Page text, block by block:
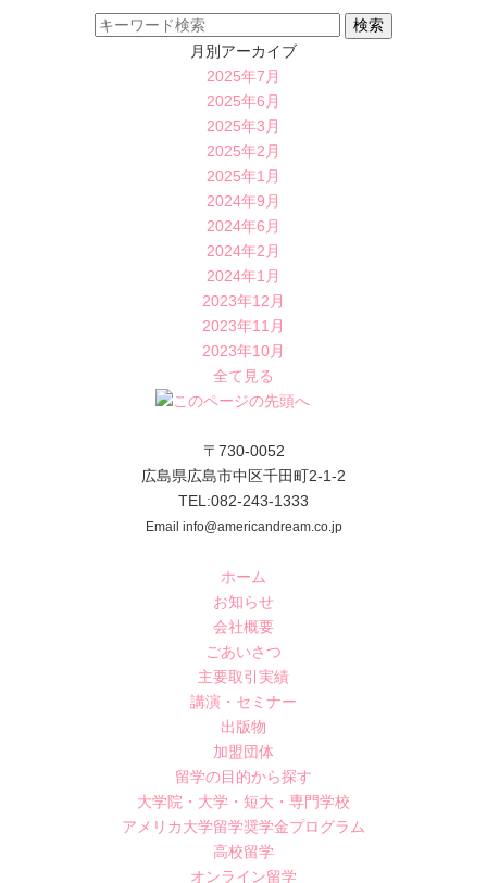
月別アーカイブ
2025年7月
2025年6月
2025年3月
2025年2月
2025年1月
2024年9月
2024年6月
2024年2月
2024年1月
2023年12月
2023年11月
2023年10月
全て見る
〒730-0052
広島県広島市中区千田町2-1-2
TEL:082-243-1333
Email info@americandream.co.jp
ホーム
お知らせ
会社概要
ごあいさつ
主要取引実績
講演・セミナー
出版物
加盟団体
留学の目的から探す
大学院・大学・短大・専門学校
アメリカ大学留学奨学金プログラム
高校留学
オンライン留学